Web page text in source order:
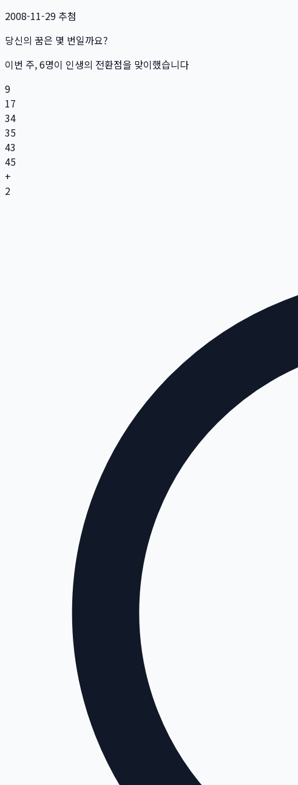
2008-11-29 추첨
당신의 꿈은 몇 번일까요?
이번 주,6명이 인생의 전환점을 맞이했습니다
9
17
34
35
43
45
+
2